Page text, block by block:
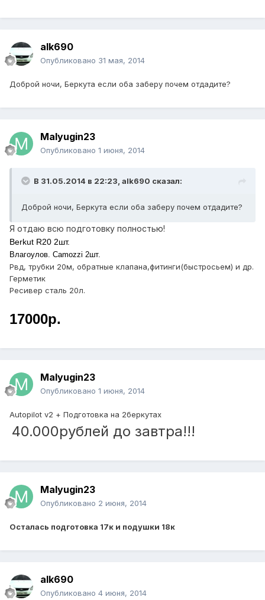
alk690
Опубликовано 31 мая, 2014
Доброй ночи, Беркута если оба заберу почем отдадите?
Malyugin23
Опубликовано 1 июня, 2014
В 31.05.2014 в 22:23, alk690 сказал:
Доброй ночи, Беркута если оба заберу почем отдадите?
Я отдаю всю подготовку полностью!
Berkut R20 2шт.
Влагоулов. Camozzi 2шт.
Рвд, трубки 20м, обратные клапана,фитинги(быстросьем) и др.
Герметик
Ресивер сталь 20л.
17000р.
Malyugin23
Опубликовано 1 июня, 2014
Autopilot v2 + Подготовка на 2беркутах
40.000рублей до завтра!!!
Malyugin23
Опубликовано 2 июня, 2014
Осталась подготовка 17к и подушки 18к
alk690
Опубликовано 4 июня, 2014